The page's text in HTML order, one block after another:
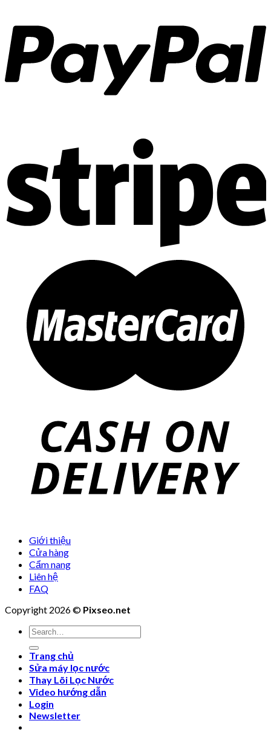
Giới thiệu
Cửa hàng
Cẩm nang
Liên hệ
FAQ
Copyright 2026 © Pixseo.net
Search
for:
Trang chủ
Sửa máy lọc nước
Thay Lõi Lọc Nước
Video hướng dẫn
Login
Newsletter